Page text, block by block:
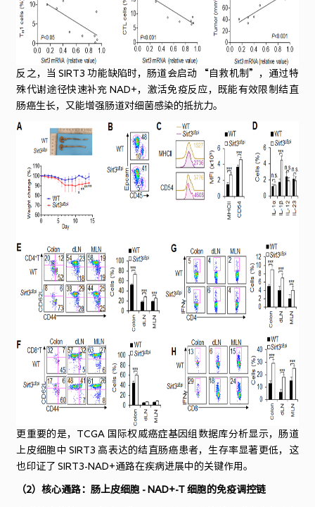
反之，当 SIRT3 功能缺陷时，肠道会启动 “自救机制”，通过特
殊代谢途径快速补充 NAD+，激活免疫反应，既能有效限制结直
肠癌生长，又能增强肠道对细菌感染的抵抗力。
更重要的是，TCGA 国际权威癌症基因组数据库分析显示，肠道
上皮细胞中 SIRT3 高表达的结直肠癌患者，生存率显著更低，这
也印证了 SIRT3-NAD+通路在疾病进展中的关键作用。
（2）核心通路：肠上皮细胞 - NAD+-T 细胞的免疫调控链